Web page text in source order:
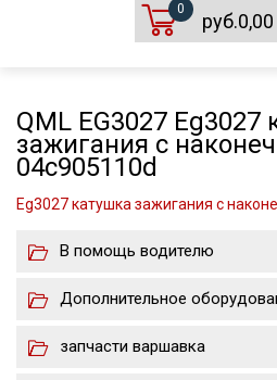
0
руб.0,00
QML EG3027 Eg3027
зажигания с
04c905110d
Eg3027 катушка зажигания с
В помощь водителю
Дополнительное
запчасти варшавка